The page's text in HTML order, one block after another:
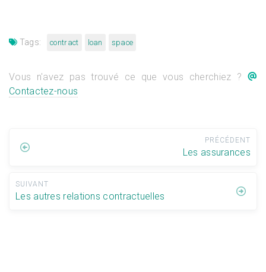
Tags: contract loan space
Vous n'avez pas trouvé ce que vous cherchiez ?
Contactez-nous
PRÉCÉDENT
Les assurances
SUIVANT
Les autres relations contractuelles